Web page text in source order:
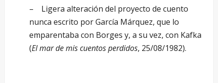
– Ligera alteración del proyecto de cuento
nunca escrito por García Márquez, que lo
emparentaba con Borges y, a su vez, con Kafka
(El mar de mis cuentos perdidos, 25/08/1982).